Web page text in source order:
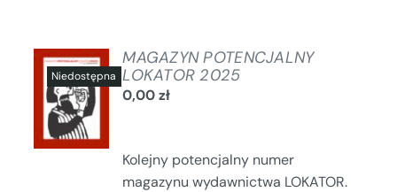
SZCZEGÓŁY
MAGAZYN POTENCJALNY
LOKATOR 2025
0,00zł
Kolejny potencjalny numer
magazynu wydawnictwa LOKATOR.